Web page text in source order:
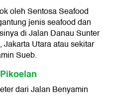
oleh Sentosa Seafood
jenis seafood dan
di Jalan Danau Sunter
Jakarta Utara atau sekitar
Sueb.
dari Jalan Benyamin